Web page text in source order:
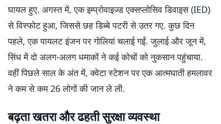
घायल हुए. अगस्त में, एक इम्प्रोवाइज्ड एक्सप्लोसिव डिवाइस (IED)
से विस्फोट हुआ, जिससे छह डिब्बे पटरी से उतर गए. कुछ दिन
पहले, एक पायलट इंजन पर गोलियां चलाई गईं. जुलाई और जून में,
सिंध में दो अलग-अलग धमाकों ने कई कोचों को नुकसान पहुंचाया.
वहीं पिछले साल के अंत में, क्वेटा स्टेशन पर एक आत्मघाती हमलावर
ने कम से कम 26 लोगों की जान ले ली.
बढ़ता खतरा और ढहती सुरक्षा व्यवस्था